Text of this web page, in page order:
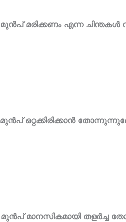
മരിക്കണം എന്ന
ഒറ്റക്കിരിക്കാൻ
മാനസികമായി തളർച്ച